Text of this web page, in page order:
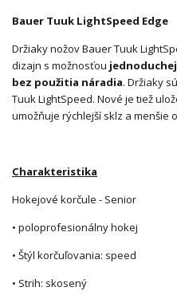
Bauer Tuuk LightSpeed ​​Edge
Držiaky nožov Bauer Tuuk
dizajn s možnosťou
bez použitia náradia. Držiaky
Tuuk LightSpeed. Nové je tiež
umožňuje rýchlejší sklz a menšie
Charakteristika
Hokejové korčule - Senior
• poloprofesionálny hokej
• Štýl korčuľovania: speed
• Strih: skosený